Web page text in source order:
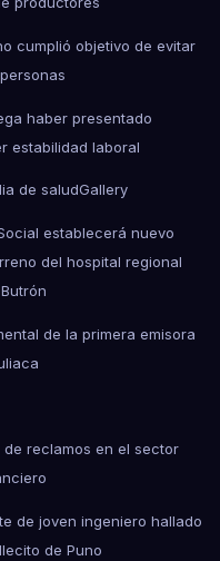
cumplió objetivo de evitar
haber presentado
estabilidad laboral
de saludGallery
establecerá nuevo
del hospital regional
de la primera emisora
de reclamos en el sector
de joven ingeniero hallado
de Puno